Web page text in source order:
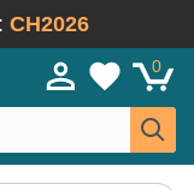
CH2026
0